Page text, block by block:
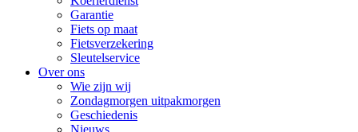
Garantie
Fiets op maat
Fietsverzekering
Sleutelservice
Over ons
Wie zijn wij
Zondagmorgen uitpakmorgen
Geschiedenis
Nieuws